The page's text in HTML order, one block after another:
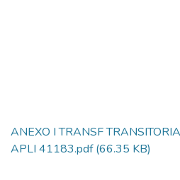
ANEXO I TRANSF
APLI 41183.pdf(66.35 KB)